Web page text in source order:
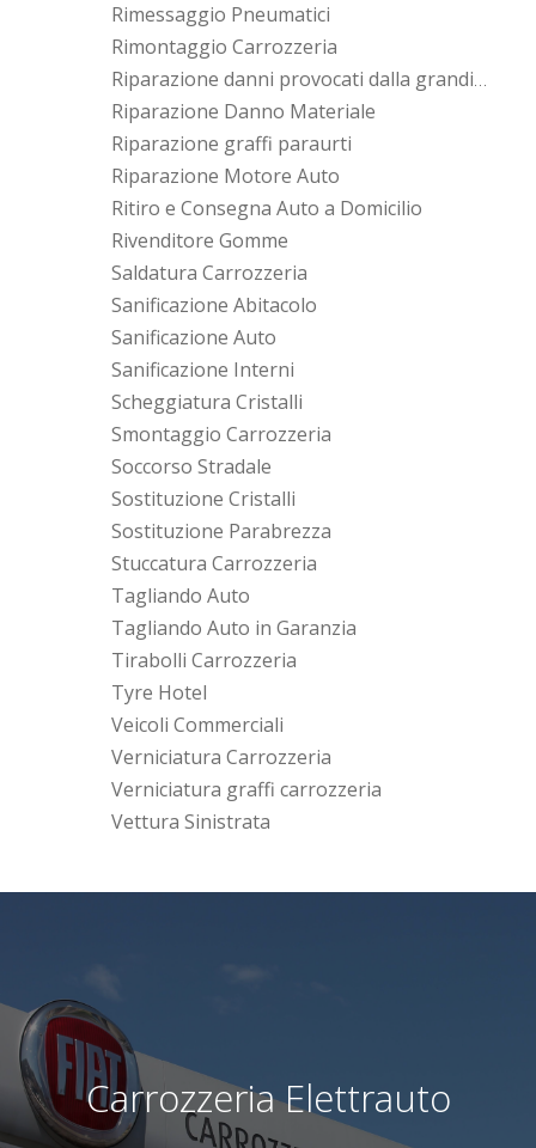
Rimessaggio Pneumatici
Rimontaggio Carrozzeria
Riparazione danni provocati dalla grandine
Riparazione Danno Materiale
Riparazione graffi paraurti
Riparazione Motore Auto
Ritiro e Consegna Auto a Domicilio
Rivenditore Gomme
Saldatura Carrozzeria
Sanificazione Abitacolo
Sanificazione Auto
Sanificazione Interni
Scheggiatura Cristalli
Smontaggio Carrozzeria
Soccorso Stradale
Sostituzione Cristalli
Sostituzione Parabrezza
Stuccatura Carrozzeria
Tagliando Auto
Tagliando Auto in Garanzia
Tirabolli Carrozzeria
Tyre Hotel
Veicoli Commerciali
Verniciatura Carrozzeria
Verniciatura graffi carrozzeria
Vettura Sinistrata
Carrozzeria Elettrauto